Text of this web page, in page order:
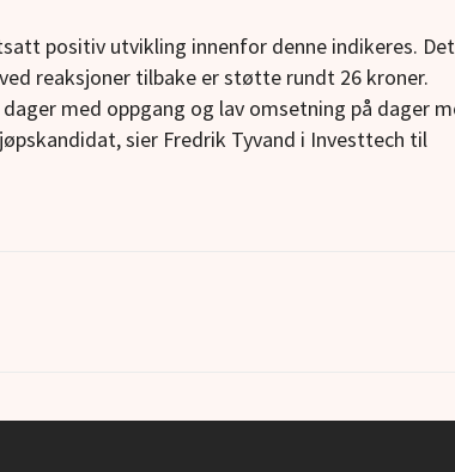
positiv utvikling innenfor denne indikeres. Det
reaksjoner tilbake er støtte rundt 26 kroner.
med oppgang og lav omsetning på dager
sier Fredrik Tyvand i Investtech til